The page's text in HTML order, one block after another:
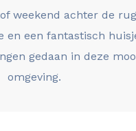
weekend achter de
en een fantastisch
gedaan in deze
omgeving.